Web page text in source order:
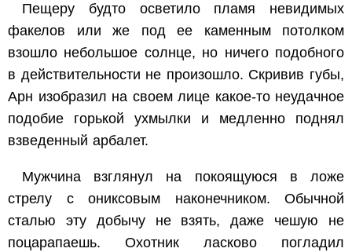
Пещеру будто осветило пламя невидимых
факелов или же под ее каменным потолком
взошло небольшое солнце, но ничего подобного
в действительности не произошло. Скривив губы,
Арн изобразил на своем лице какое-то неудачное
подобие горькой ухмылки и медленно поднял
взведенный арбалет.
Мужчина взглянул на покоящуюся в ложе
стрелу с ониксовым наконечником. Обычной
сталью эту добычу не взять, даже чешую не
поцарапаешь. Охотник ласково погладил